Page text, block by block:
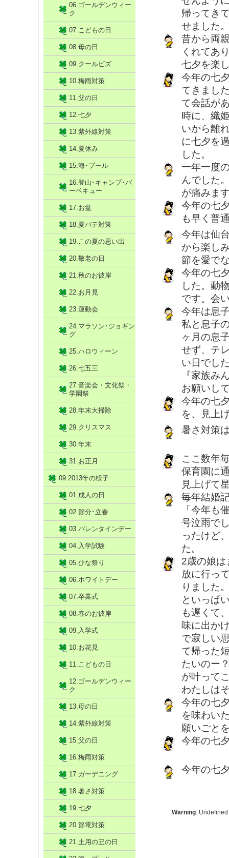
帰ってき
せました
昔から両
くれてあ
七夕を楽
今年の七
てきまし
て会話が
時に、織
いから離
に七夕を
した。
一年一度
んでした
が痛みま
今年の七
も早く普
今年は仙
から楽し
節を愛で
今年の七
した。動
です。会
今年は息
私と息子
ヶ月の息
せず、テ
い日でし
『家族み
お願いし
今年の七
を、見上
暑さ対策
ここ数年
保育園に
見上げて
毎年結婚
「今年も
号泣雨で
ったけど
た。
2歳の娘は
放に行っ
りました
といっぱ
も遅くて
味に出か
で寂しい
て帰った
たいのー
が叶って
わたしは
今年の七
を味わい
願いごと
今年の七
今年の七
Warning:
06.ゴールデンウィー
ク
07.こどもの日
08.母の日
09.クールビズ
10.梅雨対策
11.父の日
12.七夕
13.紫外線対策
14.夏休み
15.海･プール
16.登山･キャンプ･バ
ーベキュー
17.お盆
18.夏バテ対策
19.この夏の思い出
20.敬老の日
21.秋のお彼岸
22.お月見
23.運動会
24.マラソン･ジョギン
グ
25.ハロウィーン
26.七五三
27.音楽会・文化祭・
学園祭
28.年末大掃除
29.クリスマス
30.年末
31.お正月
09.2013年の様子
01.成人の日
02.節分･立春
03.バレンタインデー
04.入学試験
05.ひな祭り
06.ホワイトデー
07.卒業式
08.春のお彼岸
09.入学式
10.お花見
11.こどもの日
12.ゴールデンウィー
ク
13.母の日
14.紫外線対策
15.父の日
16.梅雨対策
17.ガーデニング
18.暑さ対策
19.七夕
20.節電対策
21.土用の丑の日